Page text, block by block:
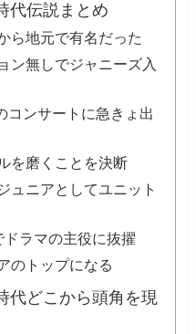
代伝説まとめ
ら地元で有名だった
ン無しでジャニーズ入
コンサートに急きょ出
を磨くことを決断
ュニアとしてユニット
ラマの主役に抜擢
のトップになる
代どこから頭角を現